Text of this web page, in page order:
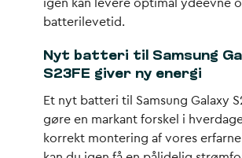
igen kan levere optimal ydeevne
batterilevetid.
Nyt batteri til Samsung
S23FE giver ny energi
Et nyt batteri til Samsung Galaxy
gøre en markant forskel i
korrekt montering af vores